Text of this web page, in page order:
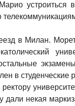
устроиться
в Милан.
в
дали некая